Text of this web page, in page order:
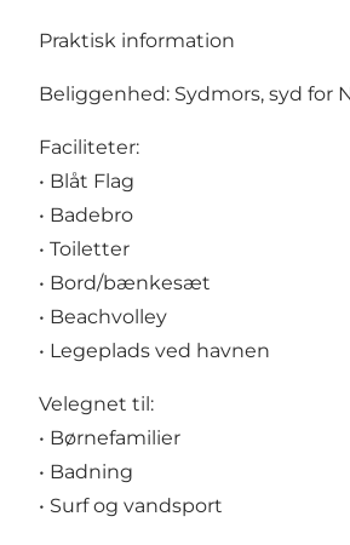
Praktisk information
Beliggenhed: Sydmors, syd for
Faciliteter:
• Blåt Flag
• Badebro
• Toiletter
• Bord/bænkesæt
• Beachvolley
• Legeplads ved havnen
Velegnet til:
• Børnefamilier
• Badning
• Surf og vandsport